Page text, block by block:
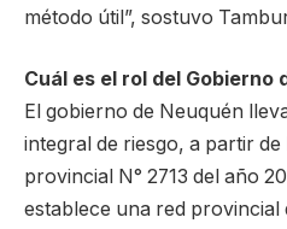
método útil”, sostuvo
Cuál es el rol del Gobierno
El gobierno de Neuquén
integral de riesgo, a partir
provincial N° 2713 del año
establece una red provincial